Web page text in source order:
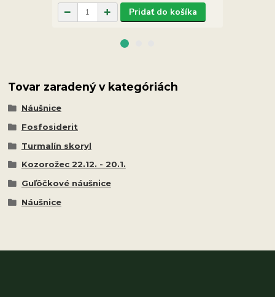
Pridať do košíka
Tovar zaradený v kategóriách
Náušnice
Fosfosiderit
Turmalín skoryl
Kozorožec 22.12. - 20.1.
Guľôčkové náušnice
Náušnice